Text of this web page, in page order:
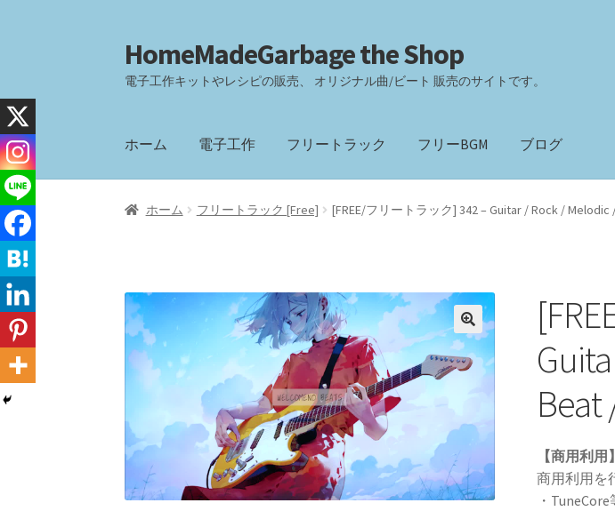
ナ
ビ
ゲ
シ
ン
へ
プ
コ
ン
テ
ツ
ス
キ
HomeMadeGarbage the Shop
電子工作キットやレシピの販売、 オリジナル曲/ビート 販売のサイトです。
ホーム 電子工作 フリートラック フリーBGM ブログ
ホーム フリートラック [Free] [FREE/フリートラック] 342 – Guitar / Rock / Melodic
Beat
【商用利用】
商用利用を
・